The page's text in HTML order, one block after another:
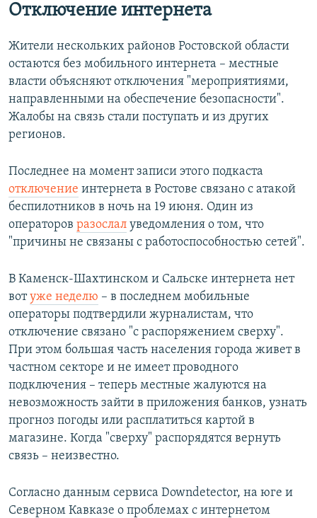
Отключение интернета
Жители нескольких районов Ростовской области
остаются без мобильного интернета – местные
власти объясняют отключения "мероприятиями,
направленными на обеспечение безопасности".
Жалобы на связь стали поступать и из других
регионов.
Последнее на момент записи этого подкаста
отключение интернета в Ростове связано с атакой
беспилотников в ночь на 19 июня. Один из
операторов разослал уведомления о том, что
"причины не связаны с работоспособностью сетей".
В Каменск-Шахтинском и Сальске интернета нет
вотуже неделю – в последнем мобильные
операторы подтвердили журналистам, что
отключение связано "с распоряжением сверху".
При этом большая часть населения города живет в
частном секторе и не имеет проводного
подключения – теперь местные жалуются на
невозможность зайти в приложения банков, узнать
прогноз погоды или расплатиться картой в
магазине. Когда "сверху" распорядятся вернуть
связь – неизвестно.
Согласно данным сервиса Downdetector, на юге и
Северном Кавказе о проблемах с интернетом